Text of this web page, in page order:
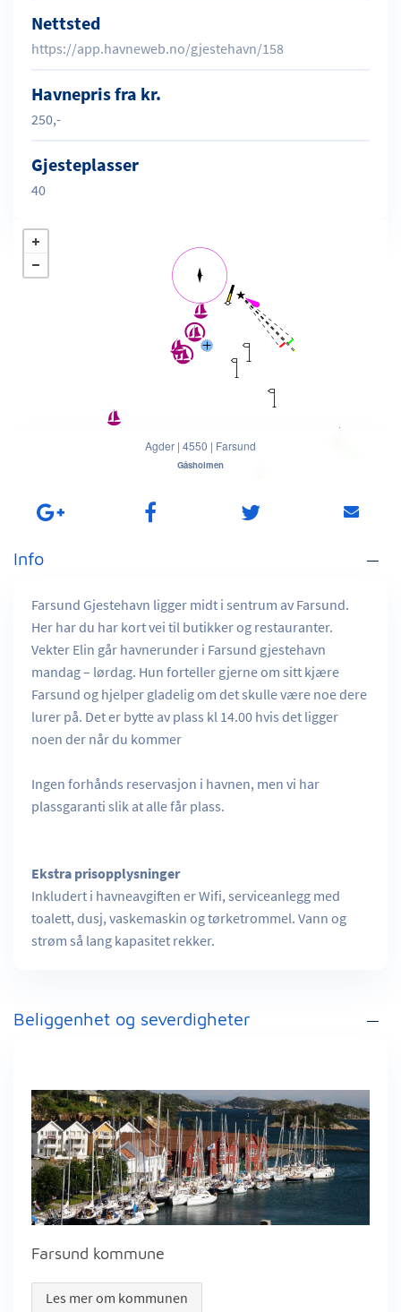
Nettsted
https://app.havneweb.no/gjestehavn/158
Havnepris fra kr.
250,-
Gjesteplasser
40
Agder | 4550 | Farsund
Gåsholmen
Info
Farsund Gjestehavn ligger midt i sentrum av Farsund.
Her har du har kort vei til butikker og restauranter.
Vekter Elin går havnerunder i Farsund gjestehavn
mandag – lørdag. Hun forteller gjerne om sitt kjære
Farsund og hjelper gladelig om det skulle være noe dere
lurer på. Det er bytte av plass kl 14.00 hvis det ligger
noen der når du kommer
Ingen forhånds reservasjon i havnen, men vi har
plassgaranti slik at alle får plass.
Ekstra prisopplysninger
Inkludert i havneavgiften er Wifi, serviceanlegg med
toalett, dusj, vaskemaskin og tørketrommel. Vann og
strøm så lang kapasitet rekker.
Beliggenhet og severdigheter
Farsund kommune
Les mer om kommunen